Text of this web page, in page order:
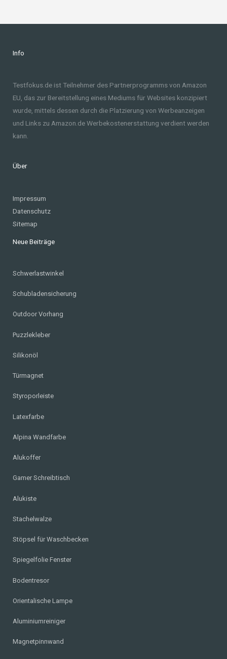
Info
Testfokus.de ist Teilnehmer des Partnerprogramms von Amazon
EU, das zur Bereitstellung eines Mediums für Websites konzipiert
wurde, mittels dessen durch die Platzierung von Werbeanzeigen
und Links zu Amazon.de Werbekostenerstattung verdient werden
kann.
Über
Impressum
Datenschutz
Sitemap
Neue Beiträge
Schwerlastwinkel
Schubladensicherung
Outdoor Vorhang
Puzzlekleber
Silikonöl
Türmagnet
Styroporleiste
Latexfarbe
Alpina Wandfarbe
Alukoffer
Gamer Schreibtisch
Alukiste
Stachelwalze
Stöpsel für Waschbecken
Spiegelfolie Fenster
Bodentresor
Orientalische Lampe
Aluminiumreiniger
Magnetpinnwand